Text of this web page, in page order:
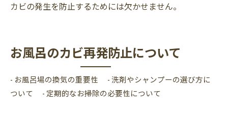
カビの発生を防止するためには欠かせません。
お風呂のカビ再発防止について
- お風呂場の換気の重要性 - 洗剤やシャンプーの選び方に
ついて - 定期的なお掃除の必要性について